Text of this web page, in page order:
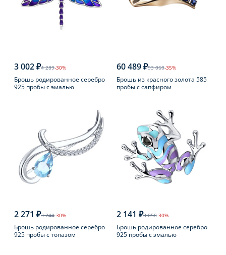
3 002 ₽4 289-30%
Брошь родированное серебро
925 пробы с эмалью
60 489 ₽93 060-35%
Брошь из красного золота 585
пробы с сапфиром
2 271 ₽3 244-30%
Брошь родированное серебро
925 пробы с топазом
2 141 ₽3 058-30%
Брошь родированное серебро
925 пробы с эмалью